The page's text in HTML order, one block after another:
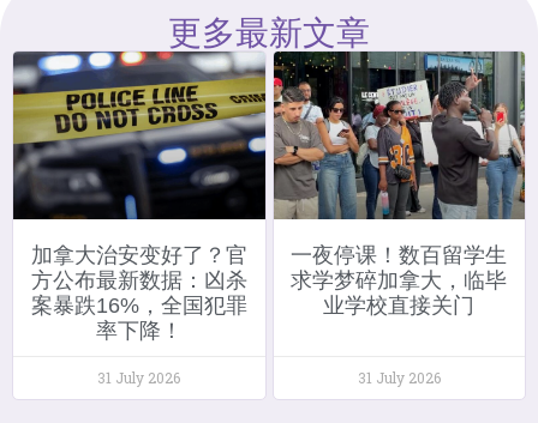
更多最新文章
加拿大治安变好了？官
方公布最新数据：凶杀
案暴跌16%，全国犯罪
率下降！
31 July 2026
一夜停课！数百留学生
求学梦碎加拿大，临毕
业学校直接关门
31 July 2026